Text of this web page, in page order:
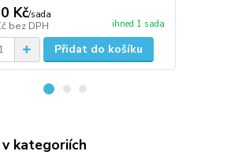
Kč/sada
bez DPH ihned 1 sada
Přidat do košíku
kategoriích